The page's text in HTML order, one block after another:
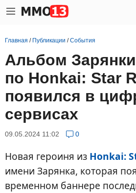
Главная / Публикации /События
Альбом Зарянки
по Honkai: Star
появился в
сервисах
09.05.2024 11:02 0
Новая героиня из Honkai:
имени Зарянка, которая
временном баннере